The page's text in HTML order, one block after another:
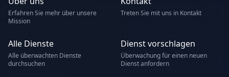
Erfahren Sie mehr über unsere
Mission
Treten Sie mit uns in Kontakt
Alle Dienste
Alle überwachten Dienste
durchsuchen
Dienst vorschlagen
Überwachung für einen neuen
Dienst anfordern